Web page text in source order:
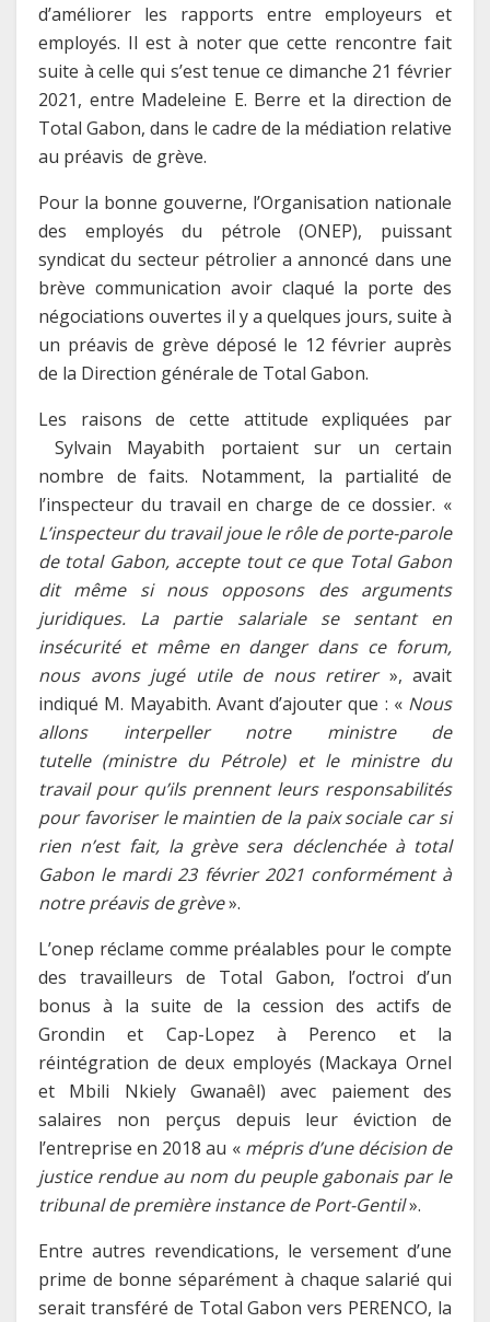
d’améliorer les rapports entre employeurs et
employés. Il est à noter que cette rencontre fait
suite à celle qui s’est tenue ce dimanche 21 février
2021, entre Madeleine E. Berre et la direction de
Total Gabon, dans le cadre de la médiation relative
au préavis de grève.
Pour la bonne gouverne, l’Organisation nationale
des employés du pétrole (ONEP), puissant
syndicat du secteur pétrolier a annoncé dans une
brève communication avoir claqué la porte des
négociations ouvertes il y a quelques jours, suite à
un préavis de grève déposé le 12 février auprès
de la Direction générale de Total Gabon.
Les raisons de cette attitude expliquées par
Sylvain Mayabith portaient sur un certain
nombre de faits. Notamment, la partialité de
l’inspecteur du travail en charge de ce dossier. «
L’inspecteur du travail joue le rôle de porte-parole
de total Gabon, accepte tout ce que Total Gabon
dit même si nous opposons des arguments
juridiques. La partie salariale se sentant en
insécurité et même en danger dans ce forum,
nous avons jugé utile de nous retirer», avait
indiqué M. Mayabith. Avant d’ajouter que : « Nous
allons interpeller notre ministre de
tutelle (ministre du Pétrole) et le ministre du
travail pour qu’ils prennent leurs responsabilités
pour favoriser le maintien de la paix sociale car si
rien n’est fait, la grève sera déclenchée à total
Gabon le mardi 23 février 2021 conformément à
notre préavis de grève».
L’onep réclame comme préalables pour le compte
des travailleurs de Total Gabon, l’octroi d’un
bonus à la suite de la cession des actifs de
Grondin et Cap-Lopez à Perenco et la
réintégration de deux employés (Mackaya Ornel
et Mbili Nkiely Gwanaêl) avec paiement des
salaires non perçus depuis leur éviction de
l’entreprise en 2018 au « mépris d’une décision de
justice rendue au nom du peuple gabonais par le
tribunal de première instance de Port-Gentil».
Entre autres revendications, le versement d’une
prime de bonne séparément à chaque salarié qui
serait transféré de Total Gabon vers PERENCO, la